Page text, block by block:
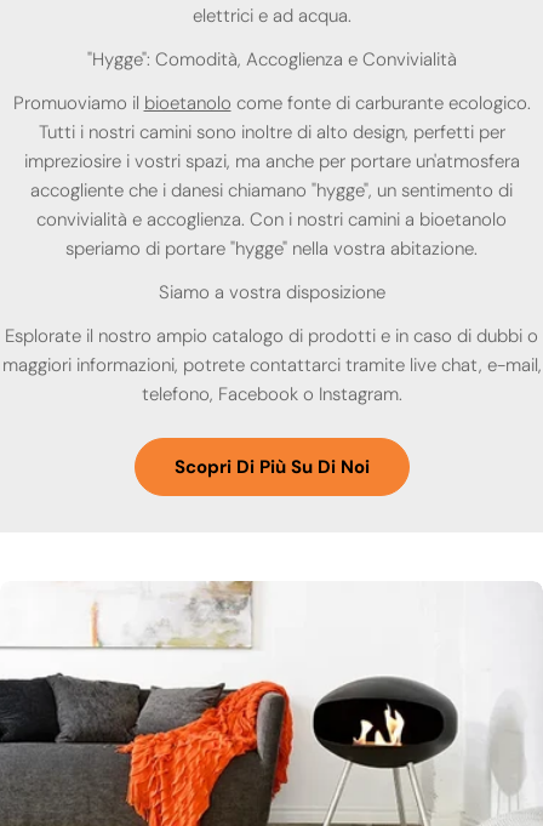
elettrici e ad acqua.
"Hygge": Comodità, Accoglienza e Convivialità
Promuoviamo il bioetanolo come fonte di carburante ecologico.
Tutti i nostri camini sono inoltre di alto design, perfetti per
impreziosire i vostri spazi, ma anche per portare un'atmosfera
accogliente che i danesi chiamano "hygge", un sentimento di
convivialità e accoglienza. Con i nostri camini a bioetanolo
speriamo di portare "hygge" nella vostra abitazione.
Siamo a vostra disposizione
Esplorate il nostro ampio catalogo di prodotti e in caso di dubbi o
maggiori informazioni, potrete contattarci tramite live chat, e-mail,
telefono, Facebook o Instagram.
Scopri Di Più Su Di Noi